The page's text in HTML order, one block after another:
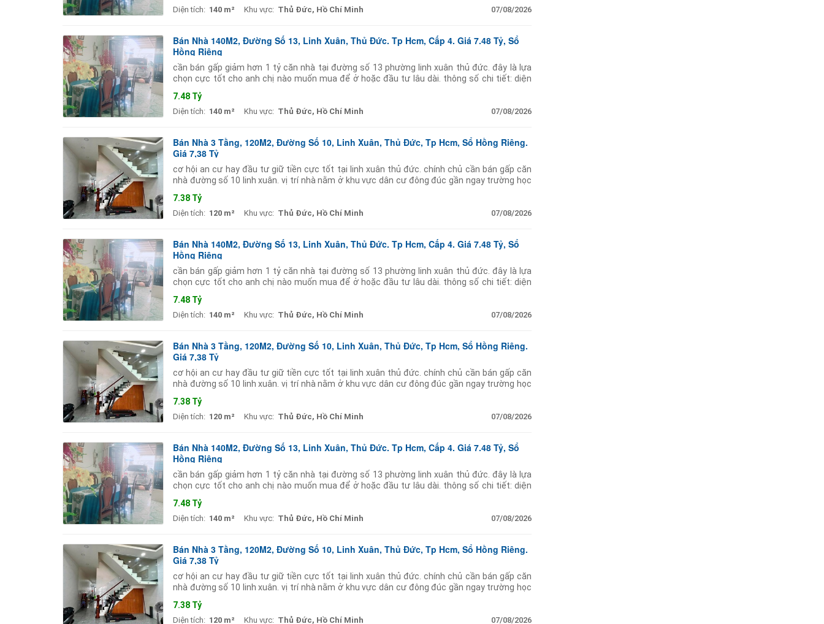
Diện tích: 140 m² Khu vực: Thủ Đức, Hồ Chí Minh 07/08/2026
Bán Nhà 140M2, Đường Số 13, Linh Xuân, Thủ Đức. Tp Hcm, Cấp 4. Giá 7.48 Tỷ, Sổ
Hồng Riêng
cần bán gấp giảm hơn 1 tỷ căn nhà tại đường số 13 phường linh xuân thủ đức. đây là lựa
chọn cực tốt cho anh chị nào muốn mua để ở hoặc đầu tư lâu dài. thông số chi tiết: diện
7.48 Tỷ
Diện tích: 140 m² Khu vực: Thủ Đức, Hồ Chí Minh 07/08/2026
Bán Nhà 3 Tầng, 120M2, Đường Số 10, Linh Xuân, Thủ Đức, Tp Hcm, Sổ Hồng Riêng.
Giá 7,38 Tỷ
cơ hội an cư hay đầu tư giữ tiền cực tốt tại linh xuân thủ đức. chính chủ cần bán gấp căn
nhà đường số 10 linh xuân. vị trí nhà nằm ở khu vực dân cư đông đúc gần ngay trường học
7.38 Tỷ
Diện tích: 120 m² Khu vực: Thủ Đức, Hồ Chí Minh 07/08/2026
Bán Nhà 140M2, Đường Số 13, Linh Xuân, Thủ Đức. Tp Hcm, Cấp 4. Giá 7.48 Tỷ, Sổ
Hồng Riêng
cần bán gấp giảm hơn 1 tỷ căn nhà tại đường số 13 phường linh xuân thủ đức. đây là lựa
chọn cực tốt cho anh chị nào muốn mua để ở hoặc đầu tư lâu dài. thông số chi tiết: diện
7.48 Tỷ
Diện tích: 140 m² Khu vực: Thủ Đức, Hồ Chí Minh 07/08/2026
Bán Nhà 3 Tầng, 120M2, Đường Số 10, Linh Xuân, Thủ Đức, Tp Hcm, Sổ Hồng Riêng.
Giá 7,38 Tỷ
cơ hội an cư hay đầu tư giữ tiền cực tốt tại linh xuân thủ đức. chính chủ cần bán gấp căn
nhà đường số 10 linh xuân. vị trí nhà nằm ở khu vực dân cư đông đúc gần ngay trường học
7.38 Tỷ
Diện tích: 120 m² Khu vực: Thủ Đức, Hồ Chí Minh 07/08/2026
Bán Nhà 140M2, Đường Số 13, Linh Xuân, Thủ Đức. Tp Hcm, Cấp 4. Giá 7.48 Tỷ, Sổ
Hồng Riêng
cần bán gấp giảm hơn 1 tỷ căn nhà tại đường số 13 phường linh xuân thủ đức. đây là lựa
chọn cực tốt cho anh chị nào muốn mua để ở hoặc đầu tư lâu dài. thông số chi tiết: diện
7.48 Tỷ
Diện tích: 140 m² Khu vực: Thủ Đức, Hồ Chí Minh 07/08/2026
Bán Nhà 3 Tầng, 120M2, Đường Số 10, Linh Xuân, Thủ Đức, Tp Hcm, Sổ Hồng Riêng.
Giá 7,38 Tỷ
cơ hội an cư hay đầu tư giữ tiền cực tốt tại linh xuân thủ đức. chính chủ cần bán gấp căn
nhà đường số 10 linh xuân. vị trí nhà nằm ở khu vực dân cư đông đúc gần ngay trường học
7.38 Tỷ
Diện tích: 120 m² Khu vực: Thủ Đức, Hồ Chí Minh 07/08/2026